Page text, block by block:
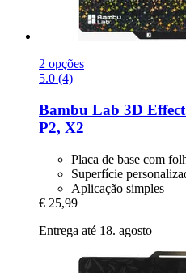
2 opções
5.0 (4)
Bambu Lab 3D
P2, X2
Placa de base com
Superfície
Aplicação simples
€ 25,99
Entrega até 18. agosto